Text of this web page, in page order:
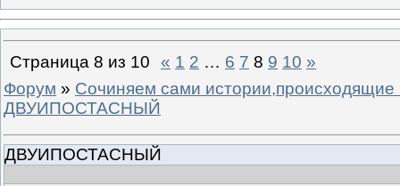
Страница 8 из 10 « 1 2 … 6 7 8 9 10 »
Форум » Сочиняем сами
ДВУИПОСТАСНЫЙ
ДВУИПОСТАСНЫЙ